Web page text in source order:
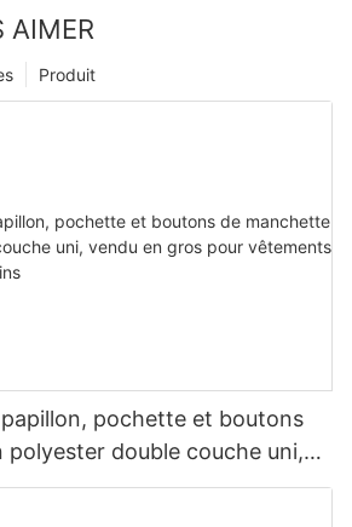
AIMER
Produit
pochette et boutons
polyester double couche uni,
vêtements de cérémonie